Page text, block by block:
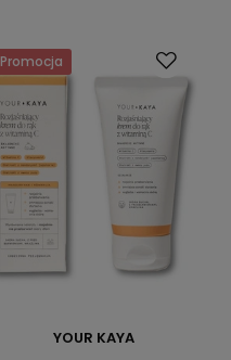
Promocja
YOUR KAYA